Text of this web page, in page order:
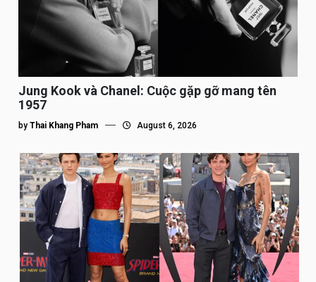
Jung Kook và Chanel: Cuộc gặp gỡ mang tên
1957
by Thai Khang Pham August 6, 2026